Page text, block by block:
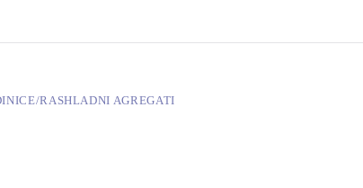
RASHLADNI AGREGATI